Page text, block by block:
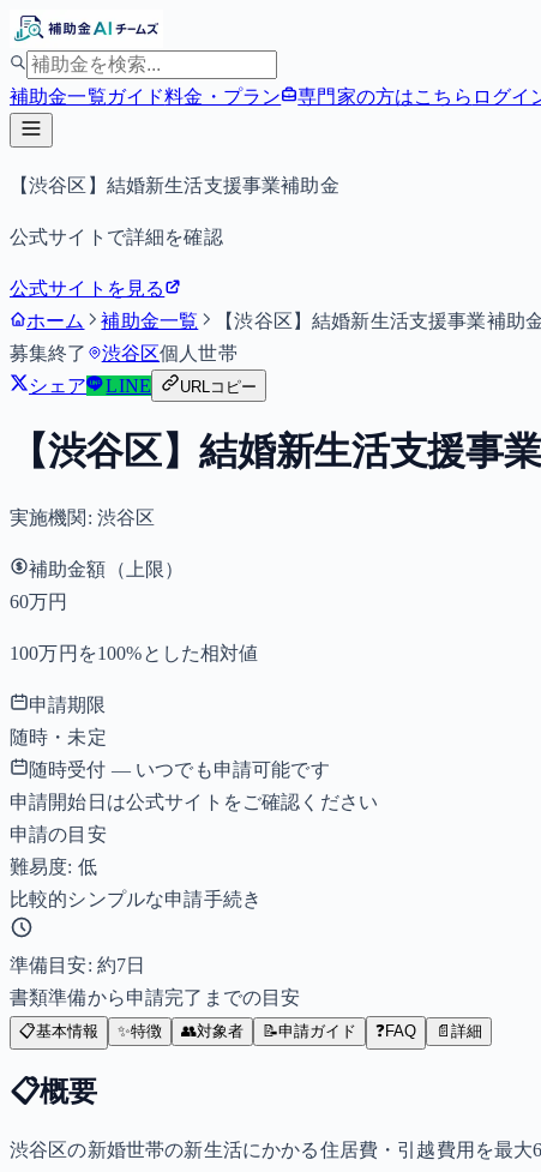
補助金一覧ガイド料金・プラン 専門家の方はこちら ログイ
【渋谷区】結婚新生活支援事業補助金
公式サイトで詳細を確認
公式サイトを見る
ホーム
補助金一覧
【渋谷区】結婚新生活支援事業補助
募集終了
渋谷区個人世帯
シェア
LINE URLコピー
【渋谷区】結婚新生活支援事
実施機関: 渋谷区
補助金額（上限）
60万円
100万円を100%とした相対値
申請期限
随時・未定
随時受付 — いつでも申請可能です
申請開始日は公式サイトをご確認ください
申請の目安
難易度: 低
比較的シンプルな申請手続き
準備目安: 約7日
書類準備から申請完了までの目安
📋基本情報 ✨特徴 👥対象者 📝申請ガイド ❓FAQ 📄 詳細
📋概要
渋谷区の新婚世帯の新生活にかかる住居費・引越費用を最大